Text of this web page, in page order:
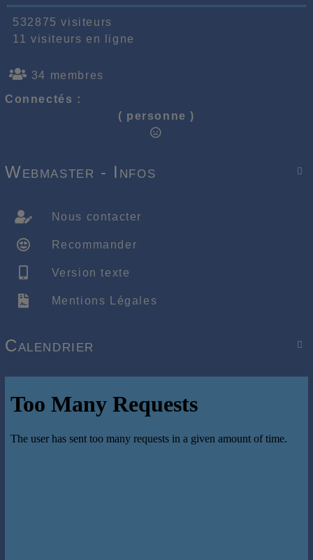
532875 visiteurs
11 visiteurs en ligne
34 membres
Connectés :
( personne )

Webmaster - Infos
Nous contacter
Recommander
Version texte
Mentions Légales

Calendrier